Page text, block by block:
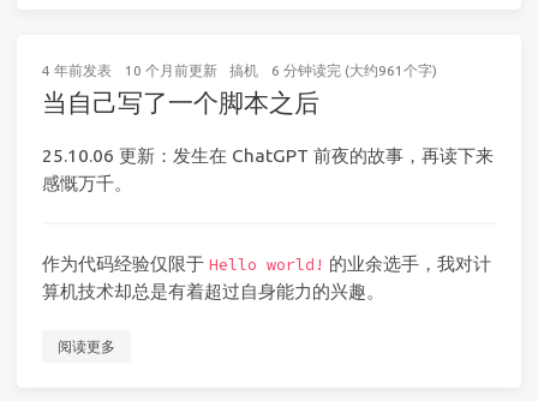
4 年前发表 10 个月前更新 搞机 6 分钟读完 (大约961个字)
当自己写了一个脚本之后
25.10.06 更新：发生在 ChatGPT 前夜的故事，再读下来
感慨万千。
作为代码经验仅限于 Hello world! 的业余选手，我对计
算机技术却总是有着超过自身能力的兴趣。
阅读更多